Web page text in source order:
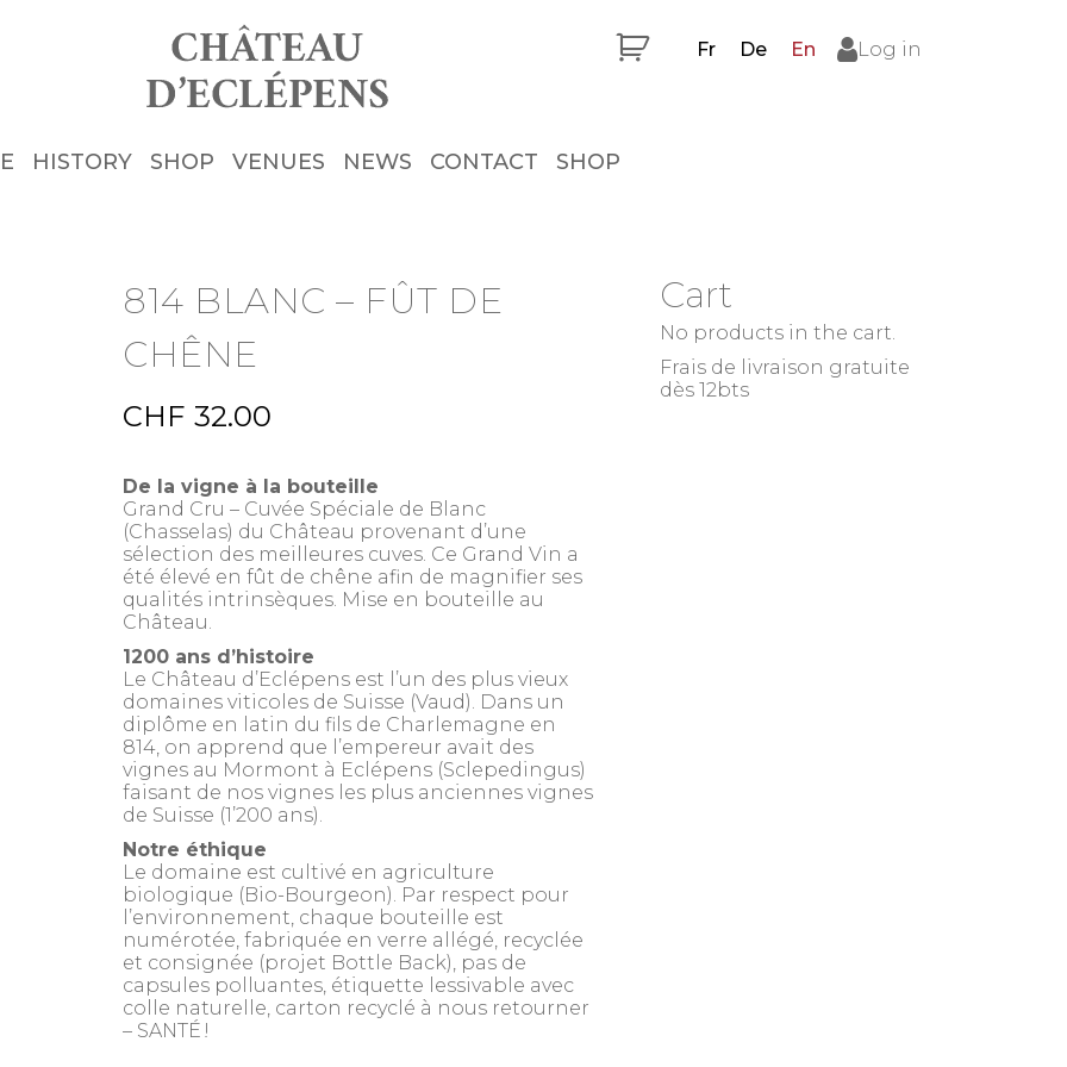
Fr De En Log in
HISTORY SHOP VENUES NEWS CONTACT SHOP
814 BLANC – FÛT DE
CHÊNE
CHF 32.00
De la vigne à la bouteille
Grand Cru – Cuvée Spéciale de Blanc
(Chasselas) du Château provenant d’une
sélection des meilleures cuves. Ce Grand Vin a
été élevé en fût de chêne afin de magnifier ses
qualités intrinsèques. Mise en bouteille au
Château.
1200 ans d’histoire
Le Château d’Eclépens est l’un des plus vieux
domaines viticoles de Suisse (Vaud). Dans un
diplôme en latin du fils de Charlemagne en
814, on apprend que l’empereur avait des
vignes au Mormont à Eclépens (Sclepedingus)
faisant de nos vignes les plus anciennes vignes
de Suisse (1’200 ans).
Notre éthique
Le domaine est cultivé en agriculture
biologique (Bio-Bourgeon). Par respect pour
l’environnement, chaque bouteille est
numérotée, fabriquée en verre allégé, recyclée
et consignée (projet Bottle Back), pas de
capsules polluantes, étiquette lessivable avec
colle naturelle, carton recyclé à nous retourner
– SANTÉ !
Cart
No products in the cart.
Frais de livraison gratuite
dès 12bts